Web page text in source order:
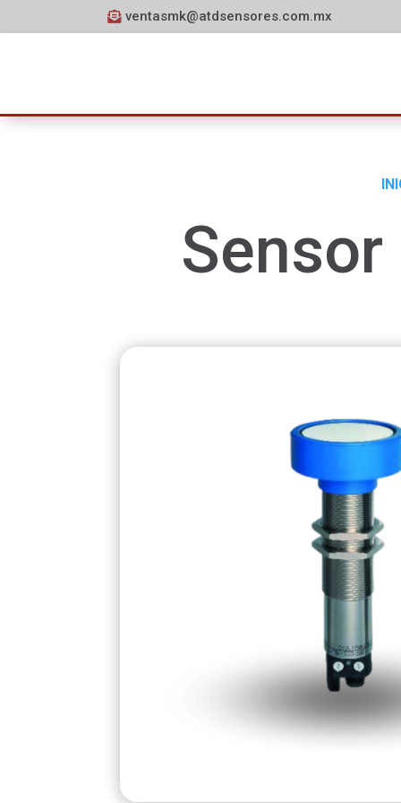
ventasmk@atdsensores.com.mx